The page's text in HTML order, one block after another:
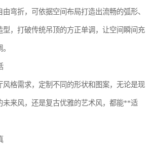
弯折，可依据空间布局打造出流畅的弧形、
型，打破传统吊顶的方正单调，让空间瞬间充
风格需求，定制不同的形状和图案，无论是现
未来风，还是复古优雅的艺术风，都能**适